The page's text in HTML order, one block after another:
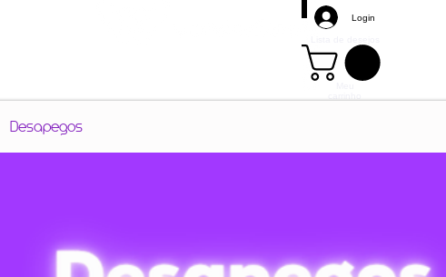
Login
Desapegos